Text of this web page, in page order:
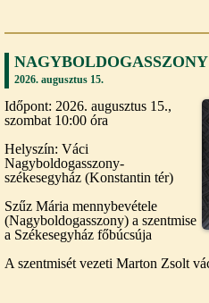
NAGYBOLDOGASSZONY
2026. augusztus 15.
Időpont: 2026. augusztus 15.,
szombat 10:00 óra
Helyszín: Váci
Nagyboldogasszony-
székesegyház (Konstantin tér)
Szűz Mária mennybevétele
(Nagyboldogasszony) a szentmise
a Székesegyház főbúcsúja
A szentmisét vezeti Marton Zsolt